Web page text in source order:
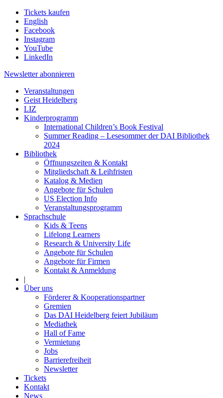
Tickets kaufen
English
Facebook
Instagram
YouTube
LinkedIn
Newsletter abonnieren
Veranstaltungen
Geist Heidelberg
LIZ
Kinderprogramm
International Children’s Book Festival
Summer Reading – Lesesommer der DAI Bibliothek
2024
Bibliothek
Öffnungszeiten & Kontakt
Mitgliedschaft & Leihfristen
Katalog & Medien
Angebote für Schulen
US Election Info
Veranstaltungsprogramm
Sprachschule
Kids & Teens
Lifelong Learners
Research & University Life
Angebote für Schulen
Angebote für Firmen
Kontakt & Anmeldung
|
Über uns
Förderer & Kooperationspartner
Gremien
Das DAI Heidelberg feiert Jubiläum
Mediathek
Hall of Fame
Vermietung
Jobs
Barrierefreiheit
Newsletter
Tickets
Kontakt
News